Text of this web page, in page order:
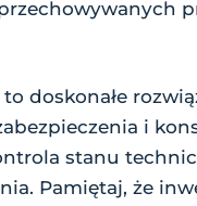
doskonałe
i
stanu
Pamiętaj, że